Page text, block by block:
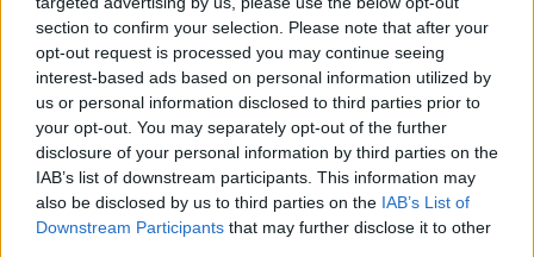
section to confirm your selection. Please note that after your
opt-out request is processed you may continue seeing
interest-based ads based on personal information utilized by
us or personal information disclosed to third parties prior to
your opt-out. You may separately opt-out of the further
disclosure of your personal information by third parties on the
IAB’s list of downstream participants. This information may
also be disclosed by us to third parties on the IAB’s List of
Downstream Participants that may further disclose it to other